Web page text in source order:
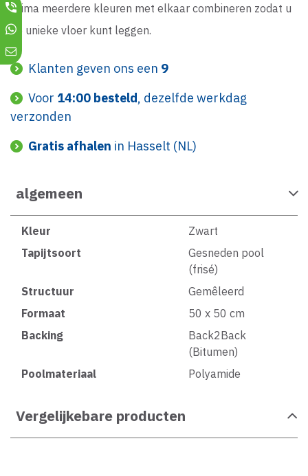
prima meerdere kleuren met elkaar combineren zodat u
de unieke vloer kunt leggen.
Klanten geven ons een 9
Voor 14:00 besteld, dezelfde werkdag
verzonden
Gratis afhalen in Hasselt (NL)
algemeen
Kleur
Zwart
Tapijtsoort
Gesneden pool
(frisé)
Structuur
Gemêleerd
Formaat
50 x 50 cm
Backing
Back2Back
(Bitumen)
Poolmateriaal
Polyamide
Vergelijkebare producten